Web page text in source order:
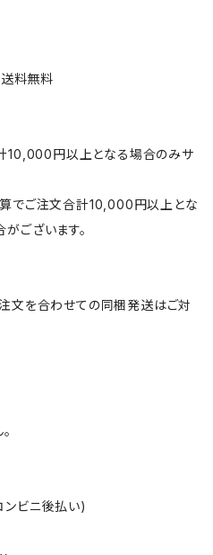
料無料
10,000円以上となる場合のみサ
でご注文合計10,000円以上とな
ございます。
文を合わせての同梱発送はご対
ビニ後払い)